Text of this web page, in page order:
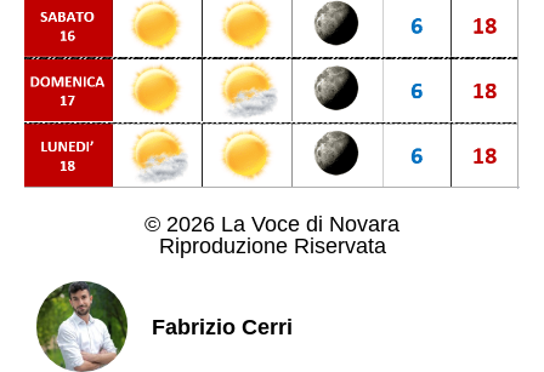
© 2026 La Voce di Novara
Riproduzione Riservata
Fabrizio Cerri